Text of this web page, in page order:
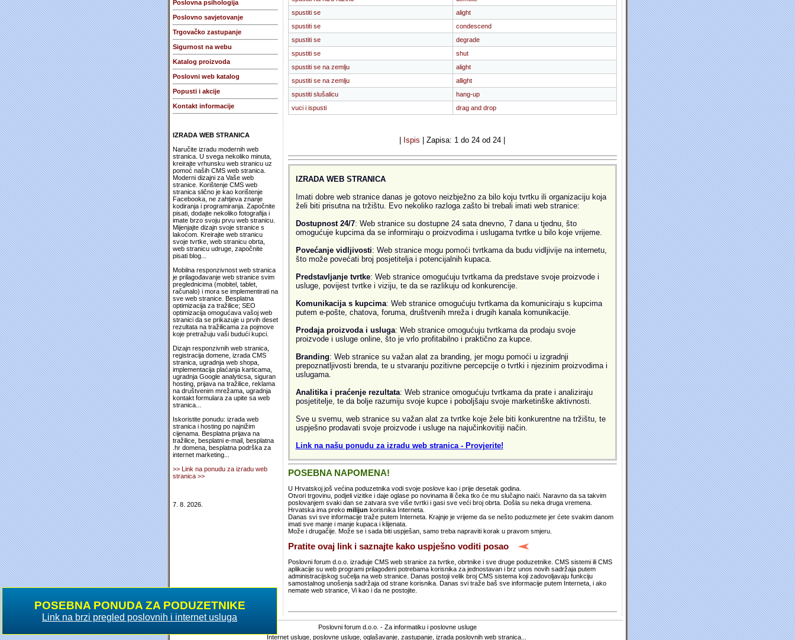
Poslovna psihologija
Poslovno savjetovanje
Trgovačko zastupanje
Sigurnost na webu
Katalog proizvoda
Poslovni web katalog
Popusti i akcije
Kontakt informacije
IZRADA WEB STRANICA
Naručite izradu modernih web
stranica. U svega nekoliko minuta,
kreirajte vrhunsku web stranicu uz
pomoć naših CMS web stranica.
Moderni dizajni za Vaše web
stranice. Korištenje CMS web
stranica slično je kao korištenje
Facebooka, ne zahtjeva znanje
kodiranja i programiranja. Započnite
pisati, dodajte nekoliko fotografija i
imate brzo svoju prvu web stranicu.
Mijenjajte dizajn svoje stranice s
lakoćom. Kreirajte web stranicu
svoje tvrtke, web stranicu obrta,
web stranicu udruge, započnite
pisati blog...
Mobilna responzivnost web stranica
je prilagođavanje web stranice svim
preglednicima (mobitel, tablet,
računalo) i mora se implementirati na
sve web stranice. Besplatna
optimizacija za tražilice; SEO
optimizacija omogućava vašoj web
stranici da se prikazuje u prvih deset
rezultata na tražilicama za pojmove
koje pretražuju vaši budući kupci.
Dizajn responzivnih web stranica,
registracija domene, izrada CMS
stranica, ugradnja web shopa,
implementacija plaćanja karticama,
ugradnja Google analyticsa, siguran
hosting, prijava na tražilice, reklama
na društvenim mrežama, ugradnja
kontakt formulara za upite sa web
stranica...
Iskoristite ponudu: izrada web
stranica i hosting po najnižim
cijenama. Besplatna prijava na
tražilice, besplatni e-mail, besplatna
.hr domena, besplatna podrška za
internet marketing...
>> Link na ponudu za izradu web
stranica >>
7. 8. 2026.
POSEBNA PONUDA ZA PODUZETNIKE
Link na brzi pregled poslovnih i internet usluga
spustiti se
alight
spustiti se
condescend
spustiti se
degrade
spustiti se
shut
spustiti se na zemlju
alight
spustiti se na zemlju
allight
spustiti slušalicu
hang-up
vuci i ispusti
drag and drop
Ispis | Zapisa: 1 do 24 od 24 |
IZRADA WEB STRANICA
Imati dobre web stranice danas je gotovo neizbježno za bilo koju tvrtku ili organizaciju koja
želi biti prisutna na tržištu. Evo nekoliko razloga zašto bi trebali imati web stranice:
Dostupnost 24/7: Web stranice su dostupne 24 sata dnevno, 7 dana u tjednu, što
omogućuje kupcima da se informiraju o proizvodima i uslugama tvrtke u bilo koje vrijeme.
Povećanje vidljivosti: Web stranice mogu pomoći tvrtkama da budu vidljivije na internetu,
što može povećati broj posjetitelja i potencijalnih kupaca.
Predstavljanje tvrtke: Web stranice omogućuju tvrtkama da predstave svoje proizvode i
usluge, povijest tvrtke i viziju, te da se razlikuju od konkurencije.
Komunikacija s kupcima: Web stranice omogućuju tvrtkama da komuniciraju s kupcima
putem e-pošte, chatova, foruma, društvenih mreža i drugih kanala komunikacije.
Prodaja proizvoda i usluga: Web stranice omogućuju tvrtkama da prodaju svoje
proizvode i usluge online, što je vrlo profitabilno i praktično za kupce.
Branding: Web stranice su važan alat za branding, jer mogu pomoći u izgradnji
prepoznatljivosti brenda, te u stvaranju pozitivne percepcije o tvrtki i njezinim proizvodima i
uslugama.
Analitika i praćenje rezultata: Web stranice omogućuju tvrtkama da prate i analiziraju
posjetitelje, te da bolje razumiju svoje kupce i poboljšaju svoje marketinške aktivnosti.
Sve u svemu, web stranice su važan alat za tvrtke koje žele biti konkurentne na tržištu, te
uspješno prodavati svoje proizvode i usluge na najučinkovitiji način.
Link na našu ponudu za izradu web stranica - Provjerite!
POSEBNA NAPOMENA!
U Hrvatskoj još većina poduzetnika vodi svoje poslove kao i prije desetak godina.
Otvori trgovinu, podjeli vizitke i daje oglase po novinama ili čeka tko će mu slučajno naići. Naravno da sa takvim
poslovanjem svaki dan se zatvara sve više tvrtki i gasi sve veći broj obrta. Došla su neka druga vremena.
Hrvatska ima preko milijun korisnika Interneta.
Danas svi sve informacije traže putem Interneta. Krajnje je vrijeme da se nešto poduzmete jer ćete svakim danom
imati sve manje i manje kupaca i klijenata.
Može i drugačije. Može se i sada biti uspješan, samo treba napraviti korak u pravom smjeru.
Pratite ovaj link i saznajte kako uspješno voditi posao
Poslovni forum d.o.o. izrađuje CMS web stranice za tvrtke, obrtnike i sve druge poduzetnike. CMS sistemi ili CMS
aplikacije su web programi prilagođeni potrebama korisnika za jednostavan i brz unos novih sadržaja putem
administracijskog sučelja na web stranice. Danas postoji velik broj CMS sistema koji zadovoljavaju funkciju
samostalnog unošenja sadržaja od strane korisnika. Danas svi traže baš sve informacije putem Interneta, i ako
nemate web stranice, Vi kao i da ne postojite.
Poslovni forum d.o.o. - Za informatiku i poslovne usluge
Internet usluge, poslovne usluge, oglašavanje, zastupanje, izrada poslovnih web stranica...